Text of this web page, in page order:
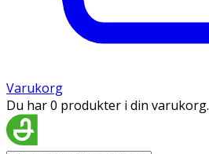
Varukorg
Du har 0 produkter i din varukorg.